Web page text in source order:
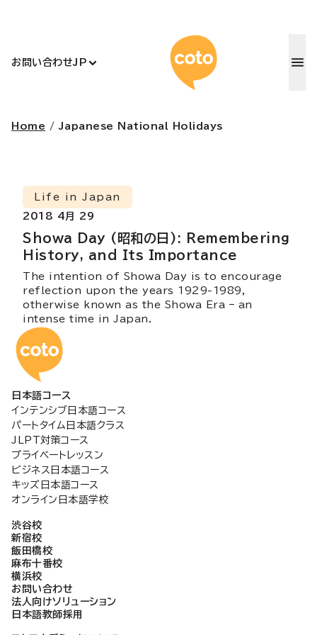
お問い合わせJP コトアカ
Home /Japanese National Holidays
Showa Day (昭和の日): Remembering
History, and Its Importance
Life in Japan
2018 4月 29
The intention of Showa Day is to encourage
reflection upon the years 1929-1989,
otherwise known as the Showa Era – an
intense time in Japan.
コトアカデミー日本語
日本語コース
インテンシブ日本語コース
パートタイム日本語クラス
JLPT対策コース
プライベートレッスン
ビジネス日本語コース
キッズ日本語コース
オンライン日本語学校
渋谷校
新宿校
飯田橋校
麻布十番校
横浜校
お問い合わせ
法人向けソリューション
日本語教師採用